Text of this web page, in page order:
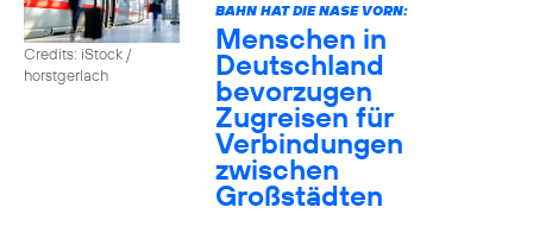
Credits: iStock /
horstgerlach
BAHN HAT DIE NASE VORN:
Menschen in
Deutschland
bevorzugen
Zugreisen für
Verbindungen
zwischen
Großstädten